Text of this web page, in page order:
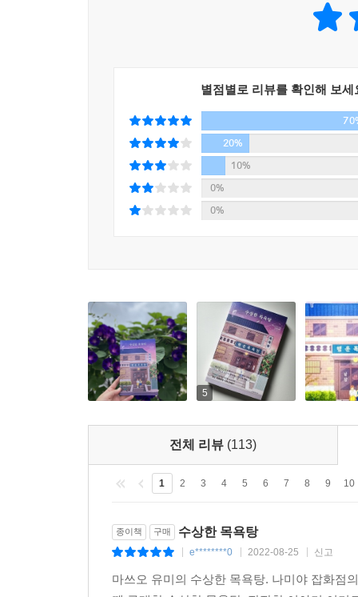
모든 것이 불편하고 힘든 일상을 겪는 독자라면,
“수수께끼와 다채로운 전개가 있는 따뜻한 판타지
- 아마존 재팬 독자 평 중에서
별점별로 리뷰를 확인해 보세
20%
10%
0%
0%
5
전체 리뷰 (113)
1 2 3 4 5 6 7 8 9 10
종이책 구매 수상한 목욕탕
e********0 2022-08-25 신고
마쓰오 유미의 수상한 목욕탕. 나미야 잡화점